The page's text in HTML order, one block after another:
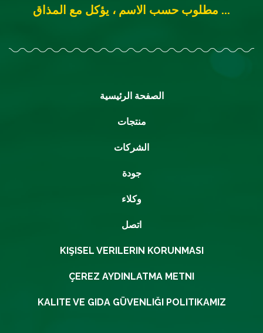
مطلوب حسب الاسم ، يؤكل مع المذاق ...
الصفحة الرئيسية
منتجات
الشركات
جودة
وكلاء
اتصل
KIŞISEL VERILERIN KORUNMASI
ÇEREZ AYDINLATMA METNI
KALITE VE GIDA GÜVENLIĞI POLITIKAMIZ